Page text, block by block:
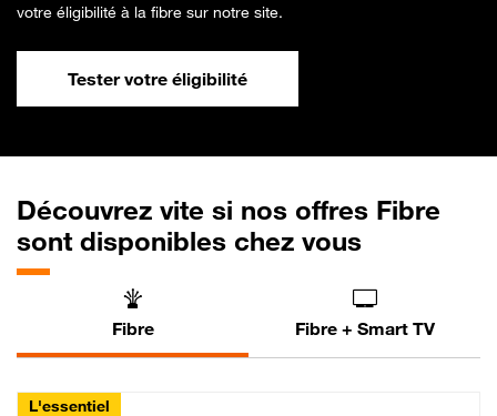
votre éligibilité à la fibre sur notre site.
Tester votre éligibilité
Découvrez vite si nos offres Fibre
sont disponibles chez vous
Fibre Fibre + Smart TV
L'essentiel